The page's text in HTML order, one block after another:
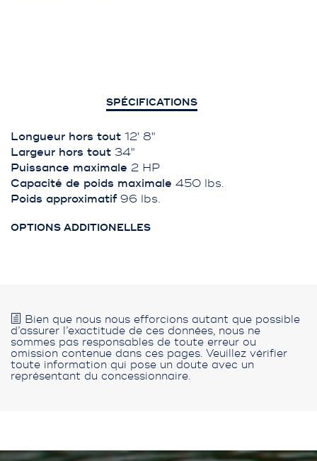
SPÉCIFICATIONS
Longueur hors tout 12' 8"
Largeur hors tout 34"
Puissance maximale 2 HP
Capacité de poids maximale 450 lbs.
Poids approximatif96 lbs.
OPTIONS ADDITIONELLES
Bien que nous nous efforcions autant que possible
d’assurer l’exactitude de ces données, nous ne
sommes pas responsables de toute erreur ou
omission contenue dans ces pages. Veuillez vérifier
toute information qui pose un doute avec un
représentant du concessionnaire.